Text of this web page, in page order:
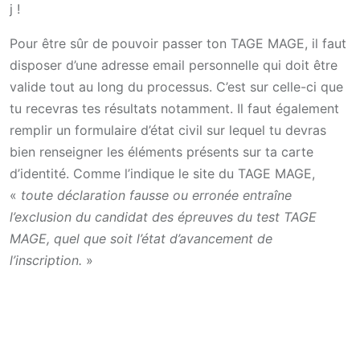
j !
Pour être sûr de pouvoir passer ton TAGE MAGE, il faut
disposer d’une adresse email personnelle qui doit être
valide tout au long du processus. C’est sur celle-ci que
tu recevras tes résultats notamment. Il faut également
remplir un formulaire d’état civil sur lequel tu devras
bien renseigner les éléments présents sur ta carte
d’identité. Comme l’indique le site du TAGE MAGE,
« toute déclaration fausse ou erronée entraîne
l’exclusion du candidat des épreuves du test TAGE
MAGE, quel que soit l’état d’avancement de
l’inscription. »